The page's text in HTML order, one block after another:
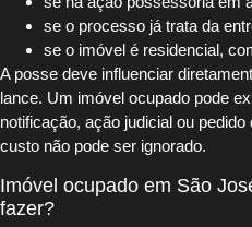
se o processo já trata da
se o imóvel é residencial,
A posse deve influenciar
lance. Um imóvel ocupado pode
notificação, ação judicial ou
custo não pode ser ignorado.
Imóvel ocupado em São
fazer?